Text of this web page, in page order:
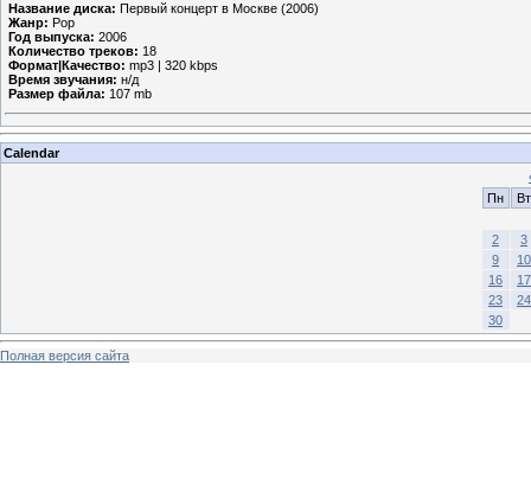
Название диска: Первый концерт в Москве (2006)
Жанр: Pop
Год выпуска: 2006
Количество треков: 18
Формат|Качество: mp3 | 320 kbps
Время звучания: н/д
Размер файла: 107 mb
Calendar
Пн
Вт
2
3
9
10
16
17
23
24
30
Полная версия сайта